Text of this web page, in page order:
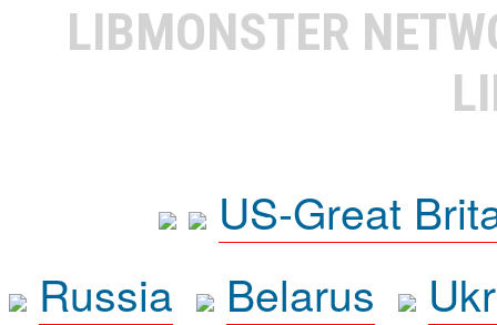
LIBMONSTER
US-Great
Russia
Belarus